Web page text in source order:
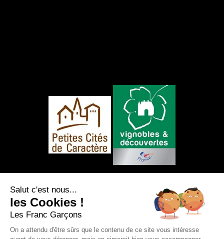
Salut c'est nous...
les Cookies !
Les Franc Garçons
On a attendu d'être sûrs que le contenu de ce site vous intéresse